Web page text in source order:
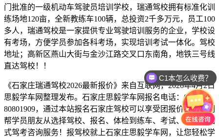
门批准的一级机动车驾驶员培训学校，瑞通驾校拥有标准化训
练场地120亩，全新教练车100辆，总投资2千多万元，员工100
多人，瑞通驾校是一家提供专业驾驶培训服务的企业，学校设
有考场，方便学员参加各科考场，实现培训考试一体化。驾校
地址；高新区燕山大街与金沙江路交叉口东南角，地铁三号线
直达驾校！！
《石家庄瑞通驾校2026最新报价》来自互联网，2026年4月2日
思毅学车网整理发布。石家庄思毅学车网报名电话：0311-
80801909，通过本站报名石家庄驾校可以享受团报价格，我们
帮学员朋友从选择驾校、报名、体检到练车、考试、拿证一站
式驾考咨询服务！报驾校就上石家庄思毅学车网，让您轻松学
C1本怎么收费？